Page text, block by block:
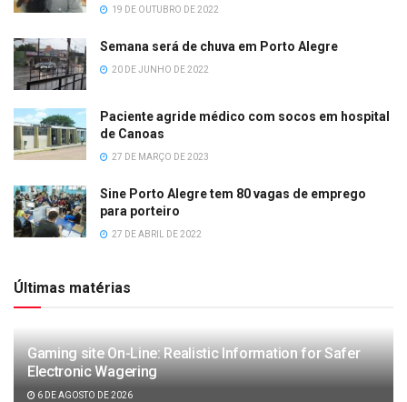
19 DE OUTUBRO DE 2022
Semana será de chuva em Porto Alegre
20 DE JUNHO DE 2022
Paciente agride médico com socos em hospital
de Canoas
27 DE MARÇO DE 2023
Sine Porto Alegre tem 80 vagas de emprego
para porteiro
27 DE ABRIL DE 2022
Últimas matérias
Gaming site On-Line: Realistic Information for Safer
Electronic Wagering
6 DE AGOSTO DE 2026